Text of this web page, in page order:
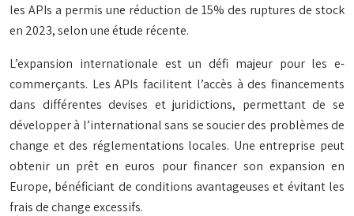
les APIs a permis une réduction de 15% des ruptures de stock
en 2023, selon une étude récente.
L’expansion internationale est un défi majeur pour les e-
commerçants. Les APIs facilitent l’accès à des financements
dans différentes devises et juridictions, permettant de se
développer à l’international sans se soucier des problèmes de
change et des réglementations locales. Une entreprise peut
obtenir un prêt en euros pour financer son expansion en
Europe, bénéficiant de conditions avantageuses et évitant les
frais de change excessifs.